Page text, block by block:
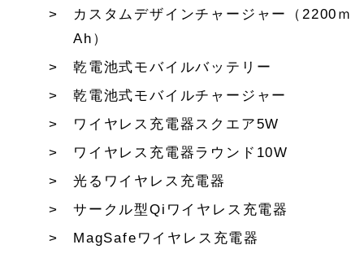
カスタムデザインチャージャー（2200ｍ
Ah）
乾電池式モバイルバッテリー
乾電池式モバイルチャージャー
ワイヤレス充電器スクエア5W
ワイヤレス充電器ラウンド10W
光るワイヤレス充電器
サークル型Qiワイヤレス充電器
MagSafeワイヤレス充電器